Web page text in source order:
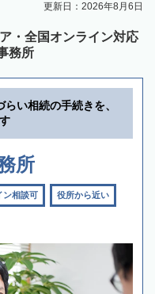
更新日：2026年8月6日
・全国オンライン対応
務所
い相続の手続きを、
所
ン相談可 役所から近い